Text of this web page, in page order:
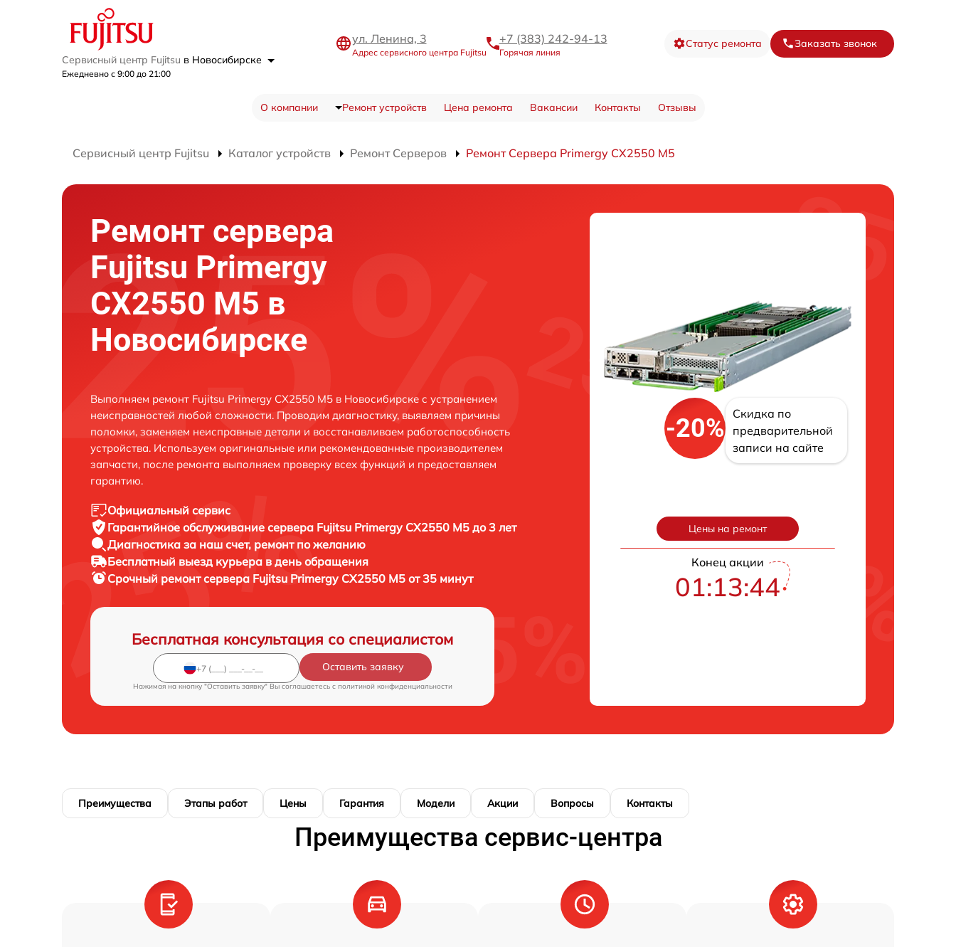
Сервисный центр Fujitsu в Новосибирске
Ежедневно с 9:00 до 21:00
ул. Ленина, 3
Адрес сервисного центра Fujitsu
+7 (383) 242-94-13
Горячая линия
Статус ремонта Заказать звонок
О компании Ремонт устройств Цена ремонта Вакансии Контакты Отзывы
Сервисный центр Fujitsu Каталог устройств Ремонт Серверов Ремонт Сервера Primergy CX2550 M5
Ремонт сервера
Fujitsu Primergy
CX2550 M5 в
Новосибирске
Выполняем ремонт Fujitsu Primergy CX2550 M5 в Новосибирске с устранением
неисправностей любой сложности. Проводим диагностику, выявляем причины
поломки, заменяем неисправные детали и восстанавливаем работоспособность
устройства. Используем оригинальные или рекомендованные производителем
запчасти, после ремонта выполняем проверку всех функций и предоставляем
гарантию.
Официальный сервис
Гарантийное обслуживание сервера Fujitsu Primergy CX2550 M5 до 3 лет
Диагностика за наш счет, ремонт по желанию
Бесплатный выезд курьера в день обращения
Срочный ремонтсервера Fujitsu Primergy CX2550 M5 от 35 минут
Бесплатная консультация со специалистом
Оставить заявку
Нажимая на кнопку "Оставить заявку" Вы соглашаетесь c политикой конфиденциальности
-20%
Скидка по
предварительной
записи на сайте
Цены на ремонт
Конец акции
01:13:43
Преимущества Этапы работ Цены Гарантия Модели Акции Вопросы Контакты
Преимущества сервис-центра